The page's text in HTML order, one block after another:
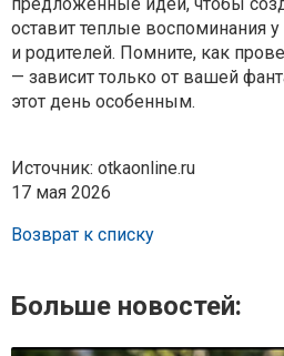
оставит теплые воспоминания
и родителей. Помните, как
— зависит только от вашей
этот день особенным.
Источник: otkaonline.ru
17 мая 2026
Возврат к списку
Больше новостей: